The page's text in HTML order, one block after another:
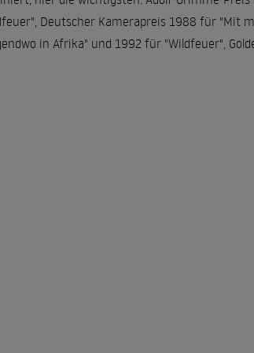
Deutscher Kamerapreis 1988 für "Mit
in Afrika" und 1992 für "Wildfeuer",